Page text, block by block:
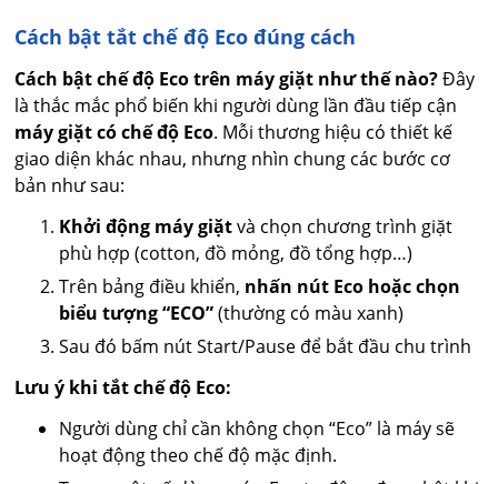
Cách bật tắt chế độ Eco đúng cách
Cách bật chế độ Eco trên máy giặt như thế nào?Đây
là thắc mắc phổ biến khi người dùng lần đầu tiếp cận
máy giặt có chế độ Eco. Mỗi thương hiệu có thiết kế
giao diện khác nhau, nhưng nhìn chung các bước cơ
bản như sau:
Khởi động máy giặtvà chọn chương trình giặt
phù hợp (cotton, đồ mỏng, đồ tổng hợp…)
Trên bảng điều khiển, nhấn nút Eco hoặc chọn
biểu tượng “ECO”(thường có màu xanh)
Sau đó bấm nút Start/Pause để bắt đầu chu trình
Lưu ý khi tắt chế độ Eco:
Người dùng chỉ cần không chọn “Eco” là máy sẽ
hoạt động theo chế độ mặc định.